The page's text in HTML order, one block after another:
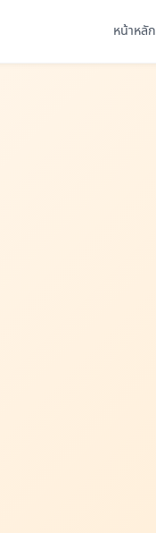
หน้าหลัก